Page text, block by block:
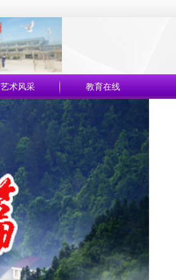
艺术风采 教育在线